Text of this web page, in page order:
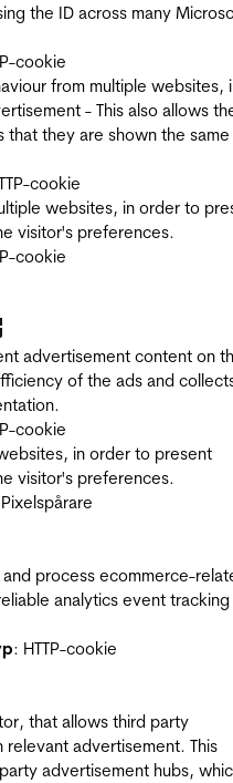
the ID across many
cookie
from multiple websites,
- This also allows
they are shown the same
cookie
websites, in order to
visitor's preferences.
cookie
advertisement content on
of the ads and
cookie
in order to present
visitor's preferences.
process ecommerce-
analytics event tracking
: HTTP-cookie
that allows third party
advertisement. This
advertisement hubs,